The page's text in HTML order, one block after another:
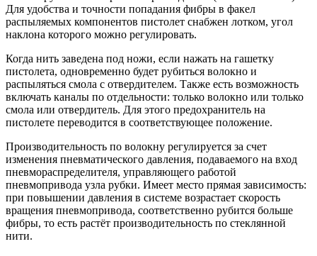
Для удобства и точности попадания фибры в факел
распыляемых компонентов пистолет снабжен лотком, угол
наклона которого можно регулировать.
Когда нить заведена под ножи, если нажать на гашетку
пистолета, одновременно будет рубиться волокно и
распыляться смола с отвердителем. Также есть возможность
включать каналы по отдельности: только волокно или только
смола или отвердитель. Для этого предохранитель на
пистолете переводится в соответствующее положение.
Производительность по волокну регулируется за счет
изменения пневматического давления, подаваемого на вход
пневмораспределителя, управляющего работой
пневмопривода узла рубки. Имеет место прямая зависимость:
при повышении давления в системе возрастает скорость
вращения пневмопривода, соответственно рубится больше
фибры, то есть растёт производительность по стеклянной
нити.